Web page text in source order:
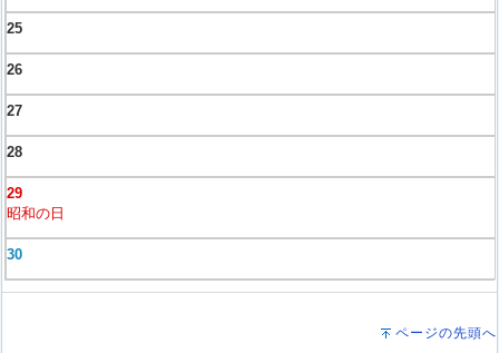
25
26
27
28
29
昭和の日
30
ページの先頭へ